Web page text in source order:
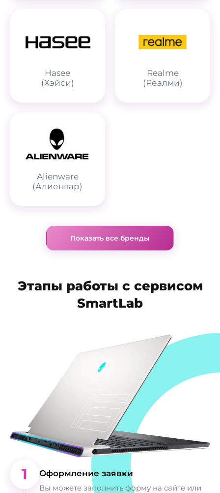
Hasee
(Хэйси)
Realme
(Реалми)
Alienware
(Алиенвар)
Показать все бренды
Этапы работы с сервисом
SmartLab
1 Оформление заявки
Вы можете заполнить форму на сайте или